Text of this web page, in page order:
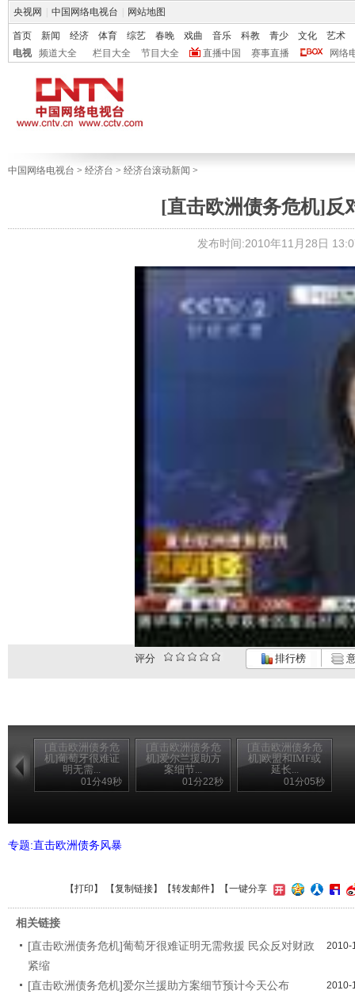
央视网 中国网络电视台 网站地图
首页 新闻 经济 体育 综艺 春晚 戏曲 音乐 科教 青少 文化
艺术
电视
频道大全 栏目大全 节目大全 直播中国 赛事直播 网络
中国网络电视台 > 经济台 > 经济台滚动新闻 >
[直击欧洲债务危机]反
发布时间:2010年11月28日
评分 排行榜
[直击欧洲债务危
机]葡萄牙很难证
明无需...
01分49秒
[直击欧洲债务危
机]爱尔兰援助方
案细节...
01分22秒
[直击欧洲债务危
机]欧盟和IMF或
延长...
01分05秒
专题:直击欧洲债务风暴
【打印 】 【复制链接】【转发邮件】 【一键分享
相关链接
[直击欧洲债务危机]葡萄牙很难证明无需救援 民众反对财政
紧缩
2010-
[直击欧洲债务危机]爱尔兰援助方案细节预计今天公布 2010-